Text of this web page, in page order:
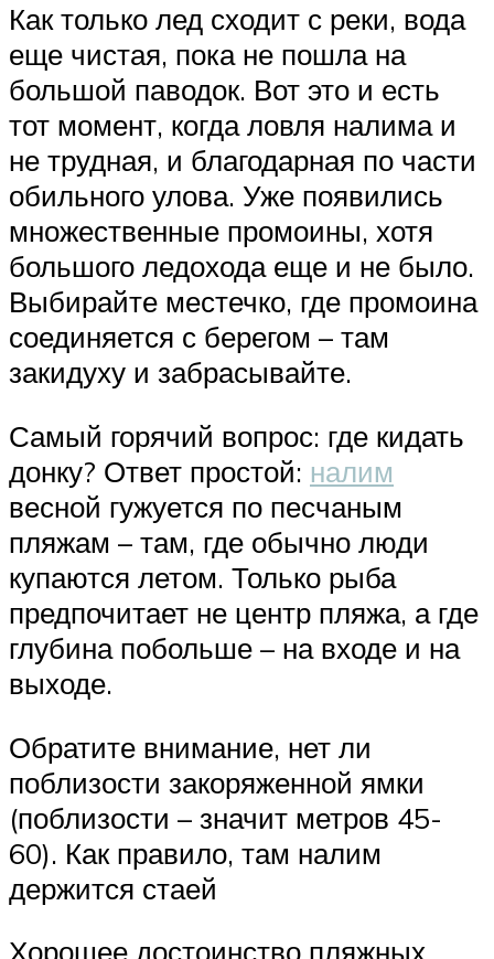
Как только лед сходит с реки, вода
еще чистая, пока не пошла на
большой паводок. Вот это и есть
тот момент, когда ловля налима и
не трудная, и благодарная по части
обильного улова. Уже появились
множественные промоины, хотя
большого ледохода еще и не было.
Выбирайте местечко, где промоина
соединяется с берегом – там
закидуху и забрасывайте.
Самый горячий вопрос: где кидать
донку? Ответ простой: налим
весной гужуется по песчаным
пляжам – там, где обычно люди
купаются летом. Только рыба
предпочитает не центр пляжа, а где
глубина побольше – на входе и на
выходе.
Обратите внимание, нет ли
поблизости закоряженной ямки
(поблизости – значит метров 45-
60). Как правило, там налим
держится стаей
Хорошее достоинство пляжных